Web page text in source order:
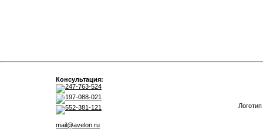
Консультация:
247-763-524
197-088-021
552-381-121
mail@avelon.ru